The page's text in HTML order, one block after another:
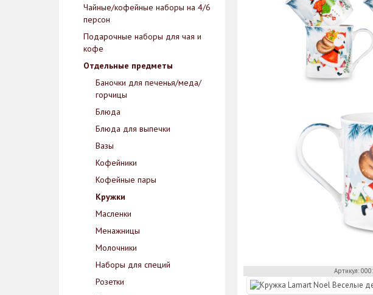
Артикул:
Чайные/кофейные наборы на 4/6
персон
Подарочные наборы для чая и
кофе
Отдельные предметы
Баночки для печенья/меда/
горчицы
Блюда
Блюда для выпечки
Вазы
Кофейники
Кофейные пары
Кружки
Масленки
Менажницы
Молочники
Наборы для специй
Розетки